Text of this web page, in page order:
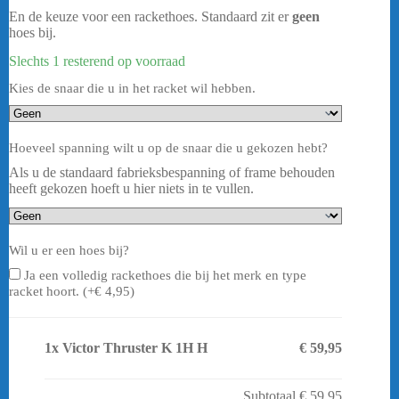
En de keuze voor een rackethoes. Standaard zit ergeen
hoes bij.
Slechts 1 resterend op voorraad
Kies de snaar die u in het racket wil hebben.
Hoeveel spanning wilt u op de snaar die u gekozen hebt?
Als u de standaard fabrieksbespanning of frame behouden
heeft gekozen hoeft u hier niets in te vullen.
Wil u er een hoes bij?
Ja een volledig rackethoes die bij het merk en type
racket hoort. (+€ 4,95)
1x Victor Thruster K 1H H € 59,95